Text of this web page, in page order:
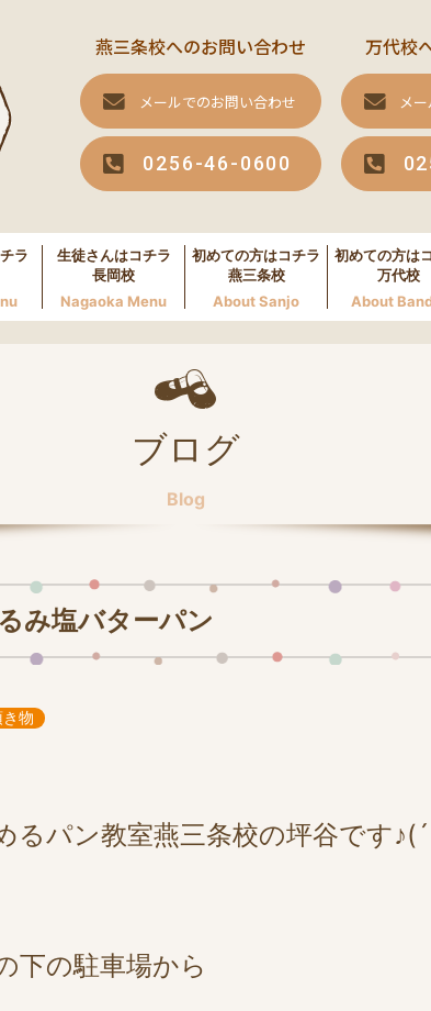
燕三条校へのお問い合わせ
メールでのお問い合わせ
0256-46-0600
万代校
メ
ラ
生徒さんはコチラ
長岡校
Nagaoka Menu
初めての方はコチラ
燕三条校
About Sanjo
初めての方は
万代校
About
ブログ
Blog
み塩バターパン
物
るパン教室燕三条校の坪谷です
下の駐車場から